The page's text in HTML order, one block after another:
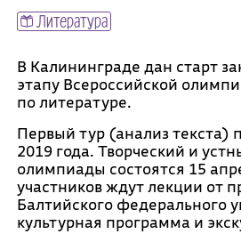
Литература
В Калининграде дан старт
этапу Всероссийской
по литературе.
Первый тур (анализ текста)
2019 года. Творческий и
олимпиады состоятся 15
участников ждут лекции от
Балтийского федерального
культурная программа и